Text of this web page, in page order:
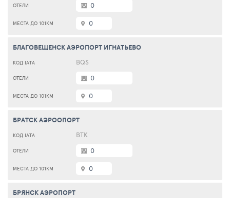
0
0
БЛАГОВЕЩЕНСК АЭРОПОРТ ИГНАТЬЕВО
BQS
0
0
БРАТСК АЭРООПОРТ
ВТК
0
0
БРЯНСК АЭРОПОРТ